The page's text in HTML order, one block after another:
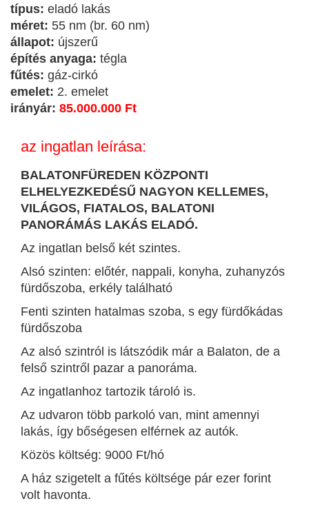
típus: eladó lakás
méret: 55 nm (br. 60 nm)
állapot: újszerű
építés anyaga: tégla
fűtés: gáz-cirkó
emelet: 2. emelet
irányár: 85.000.000 Ft
az ingatlan leírása:
BALATONFÜREDEN KÖZPONTI
ELHELYEZKEDÉSŰ NAGYON KELLEMES,
VILÁGOS, FIATALOS, BALATONI
PANORÁMÁS LAKÁS ELADÓ.
Az ingatlan belső két szintes.
Alsó szinten: előtér, nappali, konyha, zuhanyzós
fürdőszoba, erkély található
Fenti szinten hatalmas szoba, s egy fürdőkádas
fürdőszoba
Az alsó szintról is látszódik már a Balaton, de a
felső szintről pazar a panoráma.
Az ingatlanhoz tartozik tároló is.
Az udvaron több parkoló van, mint amennyi
lakás, így bőségesen elférnek az autók.
Közös költség: 9000 Ft/hó
A ház szigetelt a fűtés költsége pár ezer forint
volt havonta.